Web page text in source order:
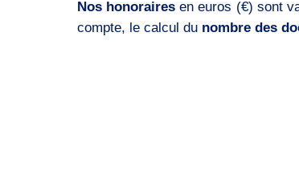
Nos honorairesen euros (€) sont
compte, le calcul du nombre des